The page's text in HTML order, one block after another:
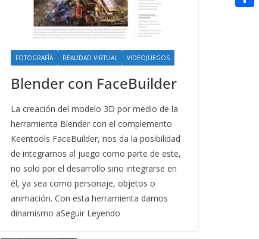
FOTOGRAFÍA REALIDAD VIRTUAL VIDEOJUEGOS
Blender con FaceBuilder
La creación del modelo 3D por medio de la
herramienta Blender con el complemento
Keentools FaceBuilder, nos da la posibilidad
de integrarnos al juego como parte de este,
no solo por el desarrollo sino integrarse en
él, ya sea como personaje, objetos o
animación. Con esta herramienta damos
dinamismo aSeguir Leyendo
n
a